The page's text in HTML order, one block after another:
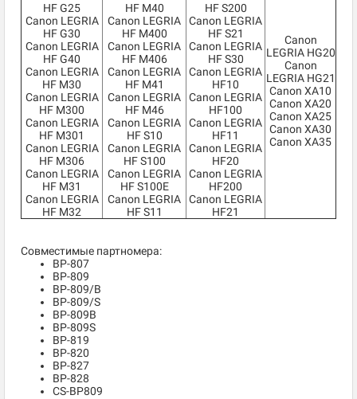
HF G25
Canon LEGRIA
HF G30
Canon LEGRIA
HF G40
Canon LEGRIA
HF M30
Canon LEGRIA
HF M300
Canon LEGRIA
HF M301
Canon LEGRIA
HF M306
Canon LEGRIA
HF M31
Canon LEGRIA
HF M32
HF M40
Canon LEGRIA
HF M400
Canon LEGRIA
HF M406
Canon LEGRIA
HF M41
Canon LEGRIA
HF M46
Canon LEGRIA
HF S10
Canon LEGRIA
HF S100
Canon LEGRIA
HF S100E
Canon LEGRIA
HF S11
HF S200
Canon LEGRIA
HF S21
Canon LEGRIA
HF S30
Canon LEGRIA
HF10
Canon LEGRIA
HF100
Canon LEGRIA
HF11
Canon LEGRIA
HF20
Canon LEGRIA
HF200
Canon LEGRIA
HF21
Canon
LEGRIA HG20
Canon
LEGRIA HG21
Canon XA10
Canon XA20
Canon XA25
Canon XA30
Canon XA35
Совместимые партномера:
BP-807
BP-809
BP-809/B
BP-809/S
BP-809B
BP-809S
BP-819
BP-820
BP-827
BP-828
CS-BP809